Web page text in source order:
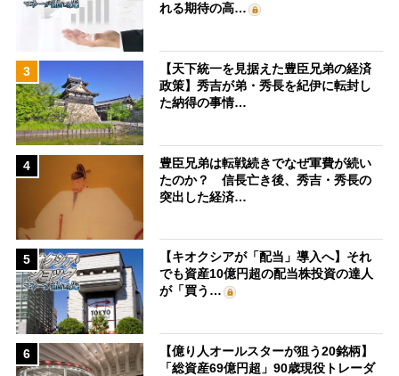
れる期待の高…
3
【天下統一を見据えた豊臣兄弟の経済
政策】秀吉が弟・秀長を紀伊に転封し
た納得の事情…
4
豊臣兄弟は転戦続きでなぜ軍費が続い
たのか？ 信長亡き後、秀吉・秀長の
突出した経済…
5
【キオクシアが「配当」導入へ】それ
でも資産10億円超の配当株投資の達人
が「買う…
6
【億り人オールスターが狙う20銘柄】
「総資産69億円超」90歳現役トレーダ